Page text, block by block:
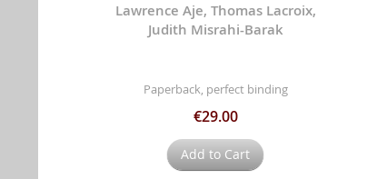
Lawrence Aje, Thomas Lacroix,
Judith Misrahi-Barak
Paperback, perfect binding
€29.00
Add to Cart